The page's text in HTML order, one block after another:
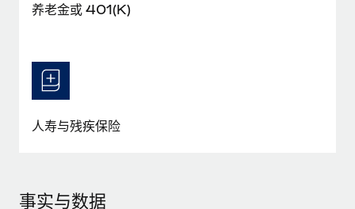
养老金或 401(K)
人寿与残疾保险
事实与数据